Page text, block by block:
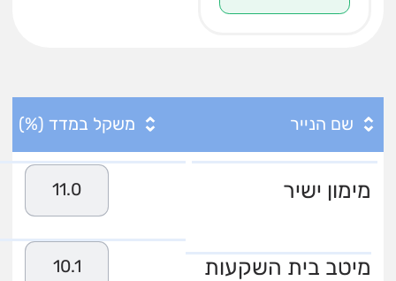
שם הנייר משקל במדד (%)
מימון ישיר 11.0
מיטב בית השקעות 10.1